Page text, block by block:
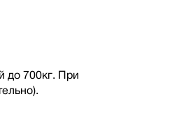
до 700кг. При